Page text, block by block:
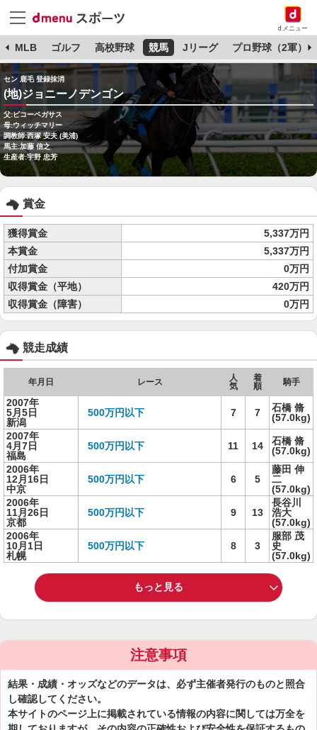
dメニュー
MLB ゴルフ 高校野球 競馬 Jリーグ プロ野球（2軍）
セン 鹿毛 登録抹消
(地)ジョニーノデンゴン
父:ビコーペガサス
母:ウィッチマリー
調教師:西塚 安夫 (美浦)
馬主:加藤 信之
生産者:宇野 忠芳
賞金
獲得賞金
5,337万円
本賞金
5,337万円
付加賞金
0万円
収得賞金（平地）
420万円
収得賞金（障害）
0万円
競走成績
年月日 レース
人
気
着
順
騎手
2007年
5月5日
新潟
500万円以下 7 7
石橋 脩
(57.0kg)
2007年
4月7日
福島
500万円以下 11 14
石橋 脩
(57.0kg)
2006年
12月16日
中京
500万円以下 6 5
藤田 伸
二
(57.0kg)
2006年
11月26日
京都
500万円以下 9 13
長谷川
浩大
(57.0kg)
2006年
10月1日
札幌
500万円以下 8 3
服部 茂
史
(57.0kg)
もっと見る
注意事項
結果・成績・オッズなどのデータは、必ず主催者発行のものと照合
し確認してください。
本サイトのページ上に掲載されている情報の内容に関しては万全を